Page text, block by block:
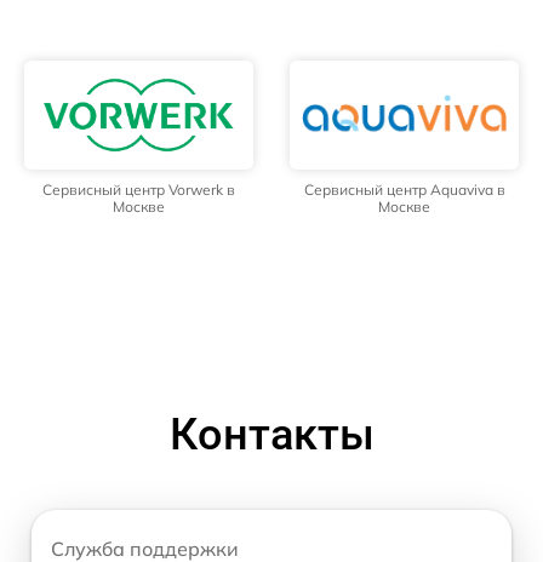
Сервисный центр Vorwerk в
Москве
Сервисный центр Aquaviva в
Москве
Контакты
Служба поддержки